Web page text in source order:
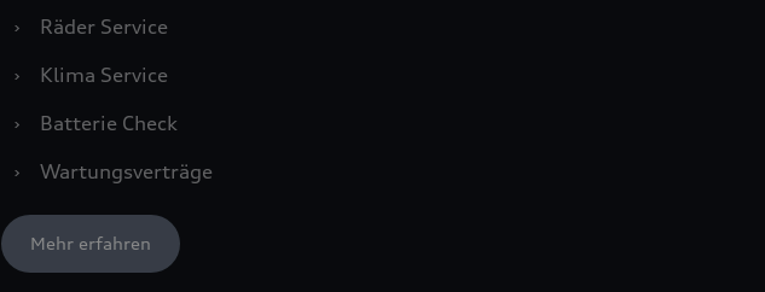
›
Räder Service
›
Klima Service
›
Batterie Check
›
Wartungsverträge
Mehr erfahren